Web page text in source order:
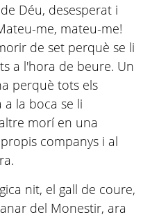
Déu, desesperat i
me, mateu-me!
de set perquè se li
a l'hora de beure. Un
perquè tots els
a la boca se li
morí en una
companys i al
nit, el gall de coure,
del Monestir, ara